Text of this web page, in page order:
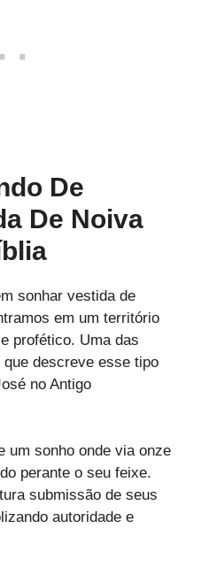
De
De Noiva
sonhar vestida de
em um território
profético. Uma das
descreve esse tipo
no Antigo
um sonho onde via onze
perante o seu feixe.
submissão de seus
autoridade e